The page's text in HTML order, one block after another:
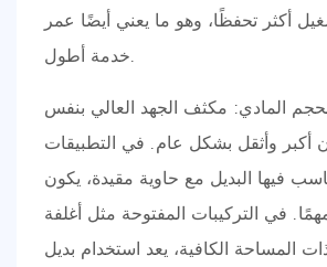
أكثر تحفظًا، وهو ما يعني أيضًا عمر
خدمة أطول.
المادي: مكثف الجهد العالي بنفس
أكبر وأثقل بشكل عام. في التطبيقات
فيها البديل مع حاوية مقيدة، يكون
في التركيبات المفتوحة مثل أغلفة
المساحة الكافية، يعد استخدام بديل